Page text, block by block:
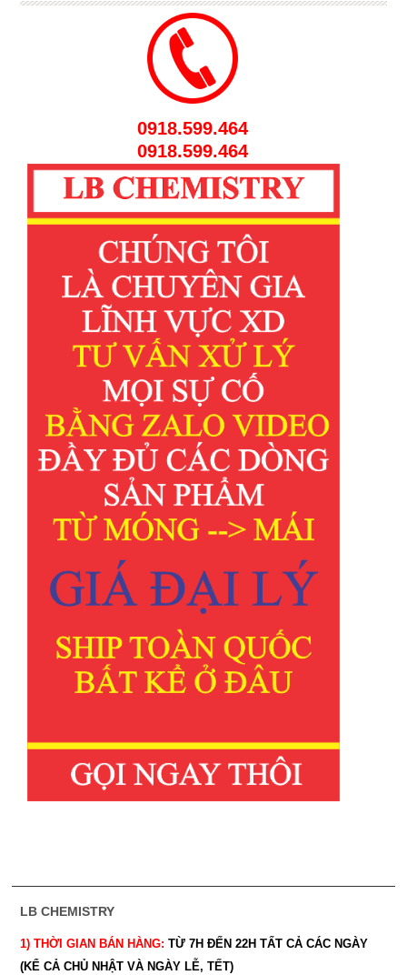
0918.599.464
0918.599.464
LB CHEMISTRY
1) THỜI GIAN BÁN HÀNG: TỪ 7H ĐẾN 22H TẤT CẢ CÁC NGÀY
(KỂ CẢ CHỦ NHẬT VÀ NGÀY LỄ, TẾT)